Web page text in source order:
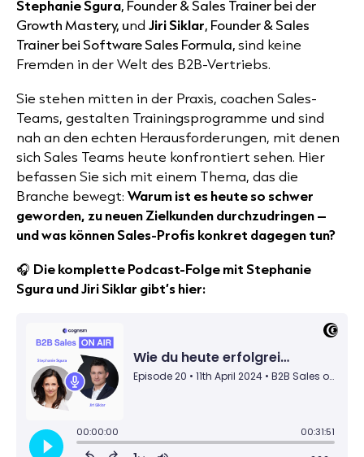
Stephanie Sgura, Founder & Sales Trainer bei der
Growth Mastery, und Jiri Siklar, Founder & Sales
Trainer bei Software Sales Formula,sind keine
Fremden in der Welt des B2B-Vertriebs.
Sie stehen mitten in der Praxis, coachen Sales-
Teams, gestalten Trainingsprogramme und sind
nah an den echten Herausforderungen, mit denen
sich Sales Teams heute konfrontiert sehen. Hier
befassen Sie sich mit einem Thema, das die
Branche bewegt: Warum ist es heute so schwer
geworden, zu neuen Zielkunden durchzudringen –
und was können Sales-Profis konkret dagegen tun?
🎧 Die komplette Podcast-Folge mit Stephanie
Sgura und Jiri Siklar gibt’s hier: